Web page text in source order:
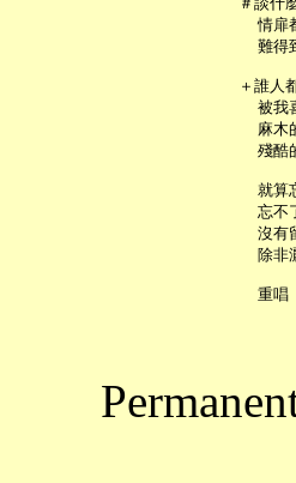
情扉
難得
＋誰人
被我
麻木
殘酷
就算
忘不
沒有
除非